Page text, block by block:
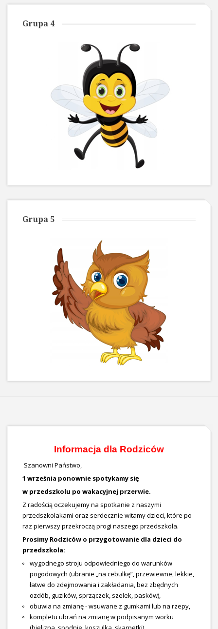
Grupa 4
Grupa 5
Informacja dla Rodziców
Szanowni Państwo,
1 września ponownie spotykamy się
w przedszkolu po wakacyjnej przerwie.
Z radością oczekujemy na spotkanie z naszymi
przedszkolakami oraz serdecznie witamy dzieci, które po
raz pierwszy przekroczą progi naszego przedszkola.
Prosimy Rodziców o przygotowanie dla dzieci do
przedszkola:
wygodnego stroju odpowiedniego do warunków
pogodowych (ubranie „na cebulkę”, przewiewne, lekkie,
łatwe do zdejmowania i zakładania, bez zbędnych
ozdób, guzików, sprzączek, szelek, pasków),
obuwia na zmianę - wsuwane z gumkami lub na rzepy,
kompletu ubrań na zmianę w podpisanym worku